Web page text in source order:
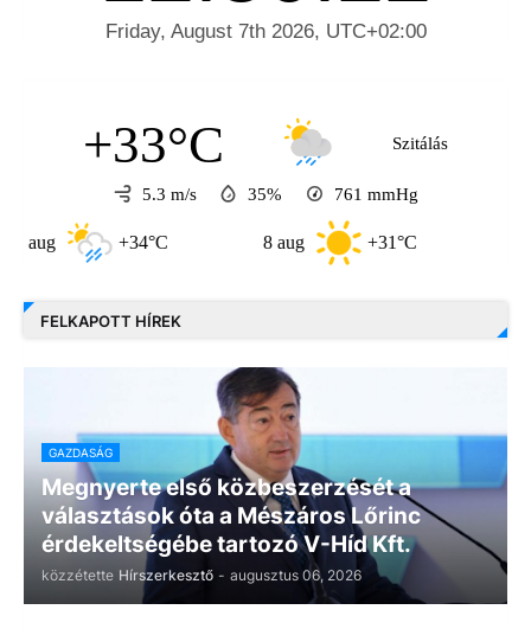
+33°C Szitálás
5.3 m/s 35% 761 mmHg
+34°C +31°C
FELKAPOTT HÍREK
GAZDASÁG
Megnyerte első közbeszerzését a
választások óta a Mészáros Lőrinc
érdekeltségébe tartozó V-Híd Kft.
közzétette Hírszerkesztő - augusztus 06, 2026